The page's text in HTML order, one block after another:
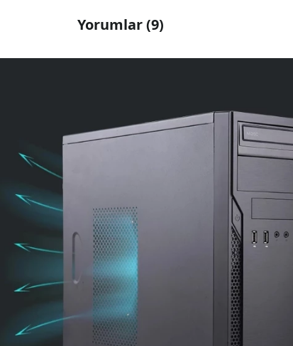
Yorumlar (9)